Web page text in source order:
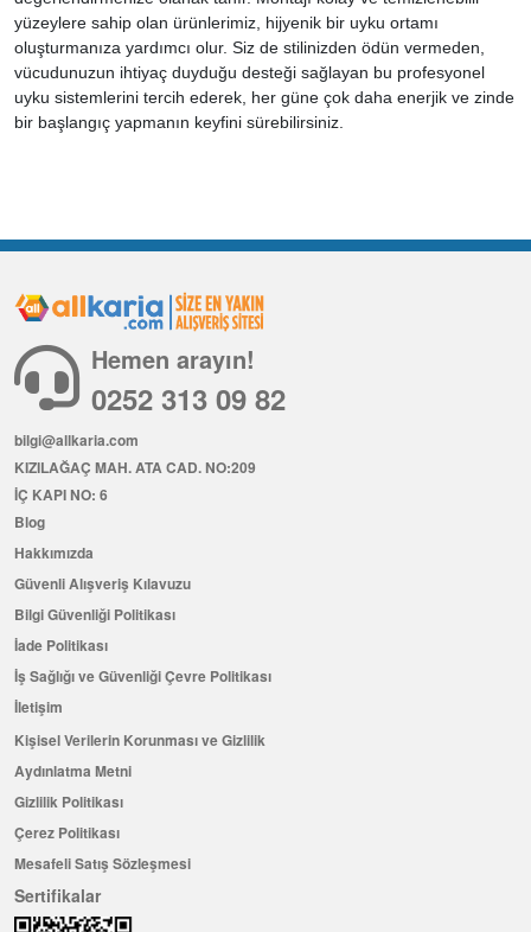
yüzeylere sahip olan ürünlerimiz, hijyenik bir uyku ortamı
oluşturmanıza yardımcı olur. Siz de stilinizden ödün vermeden,
vücudunuzun ihtiyaç duyduğu desteği sağlayan bu profesyonel
uyku sistemlerini tercih ederek, her güne çok daha enerjik ve zinde
bir başlangıç yapmanın keyfini sürebilirsiniz.
Hemen arayın!
0252 313 09 82
bilgi@allkaria.com
KIZILAĞAÇ MAH. ATA CAD. NO:209
İÇ KAPI NO: 6
Blog
Hakkımızda
Güvenli Alışveriş Kılavuzu
Bilgi Güvenliği Politikası
İade Politikası
İş Sağlığı ve Güvenliği Çevre Politikası
İletişim
Kişisel Verilerin Korunması ve Gizlilik
Aydınlatma Metni
Gizlilik Politikası
Çerez Politikası
Mesafeli Satış Sözleşmesi
Sertifikalar